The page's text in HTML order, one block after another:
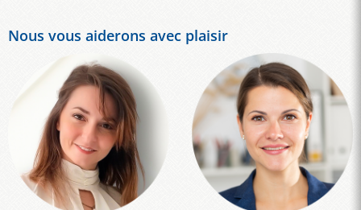
Nous vous aiderons avec plaisir